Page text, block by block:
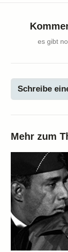
es gibt
Schreibe
Mehr zum